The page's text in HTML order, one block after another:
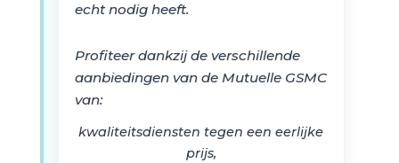
echt nodig heeft.
Profiteer dankzij de verschillende
aanbiedingen van de Mutuelle GSMC
van:
kwaliteitsdiensten tegen een eerlijke
prijs,